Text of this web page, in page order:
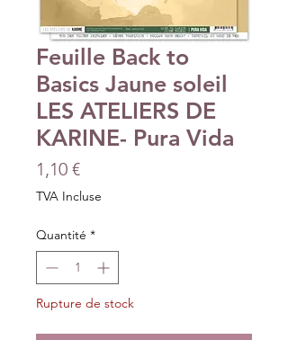
Feuille Back to
Basics Jaune soleil
LES ATELIERS DE
KARINE- Pura Vida
1,10 €Prix
TVA Incluse
Quantité *
Rupture de stock